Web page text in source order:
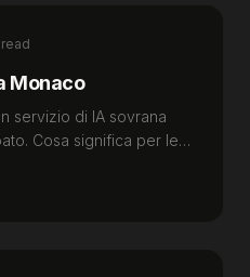
Monaco
servizio di IA sovrana
Cosa significa per le